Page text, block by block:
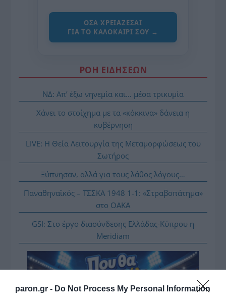
paron.gr - Do Not Process My Personal Information
ΌΣΑ ΧΡΕΙΆΖΕΣΑΙ
ΓΙΑ ΤΟ ΚΑΛΟΚΑΊΡΙ ΣΟΥ →
ΡΟΗ ΕΙΔΗΣΕΩΝ
ΝΔ: Απ’ έξω νηνεμία και… μέσα τρικυμία
Χάνει το στοίχημα με τα «κόκκινα» δάνεια η
κυβέρνηση
LIVE: Η Θεία Λειτουργία της Μεταμορφώσεως του
Σωτήρος
Ξύπνησαν, αλλά για τους λάθος λόγους…
Παναθηναϊκός – ΤΣΣΚΑ 1948 1-1: «Στραβοπάτημα»
στο ΟΑΚΑ
GSI: Στο έργο διασύνδεσης Ελλάδας-Κύπρου η
Meridiam